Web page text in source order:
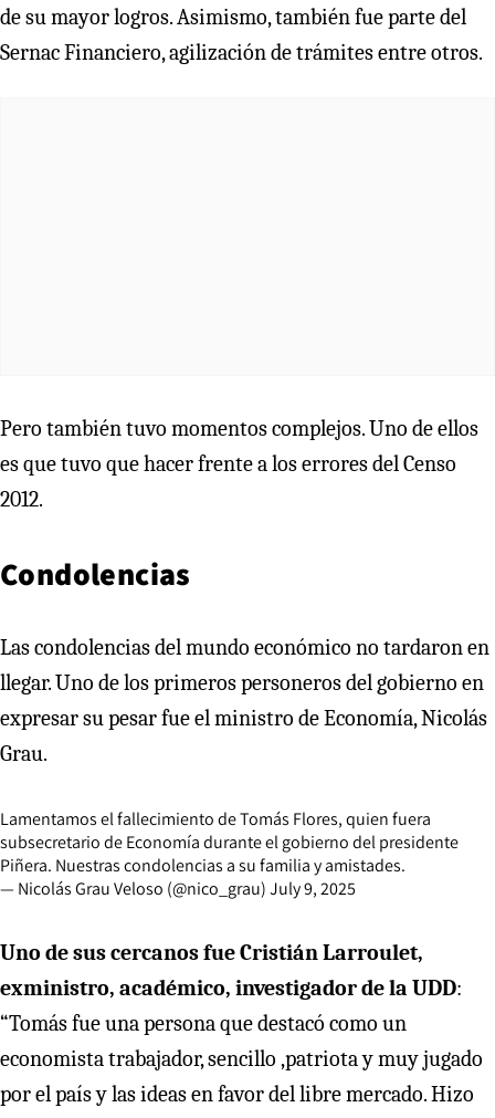
de su mayor logros. Asimismo, también fue parte del
Sernac Financiero, agilización de trámites entre otros.
Pero también tuvo momentos complejos. Uno de ellos
es que tuvo que hacer frente a los errores del Censo
2012.
Condolencias
Las condolencias del mundo económico no tardaron en
llegar. Uno de los primeros personeros del gobierno en
expresar su pesar fue el ministro de Economía, Nicolás
Grau.
Lamentamos el fallecimiento de Tomás Flores, quien fuera
subsecretario de Economía durante el gobierno del presidente
Piñera. Nuestras condolencias a su familia y amistades.
— Nicolás Grau Veloso (@nico_grau)July 9, 2025
Uno de sus cercanos fue Cristián Larroulet,
exministro, académico, investigador de la UDD:
“Tomás fue una persona que destacó como un
economista trabajador, sencillo ,patriota y muy jugado
por el país y las ideas en favor del libre mercado. Hizo